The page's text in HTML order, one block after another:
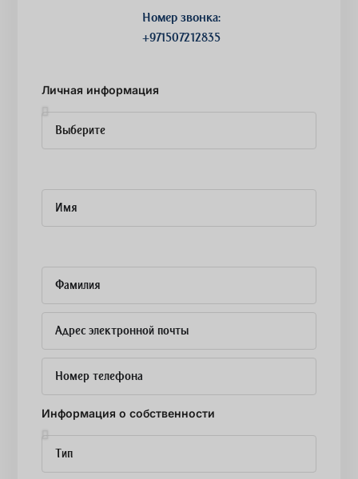
Номер звонка:
+971507212835
Личная информация
Информация о собственности